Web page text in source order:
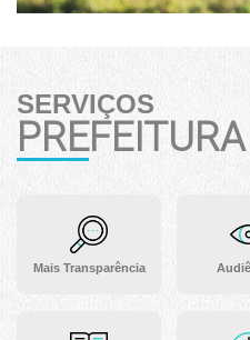
SERVIÇOS
PREFEITURA
Mais Transparência